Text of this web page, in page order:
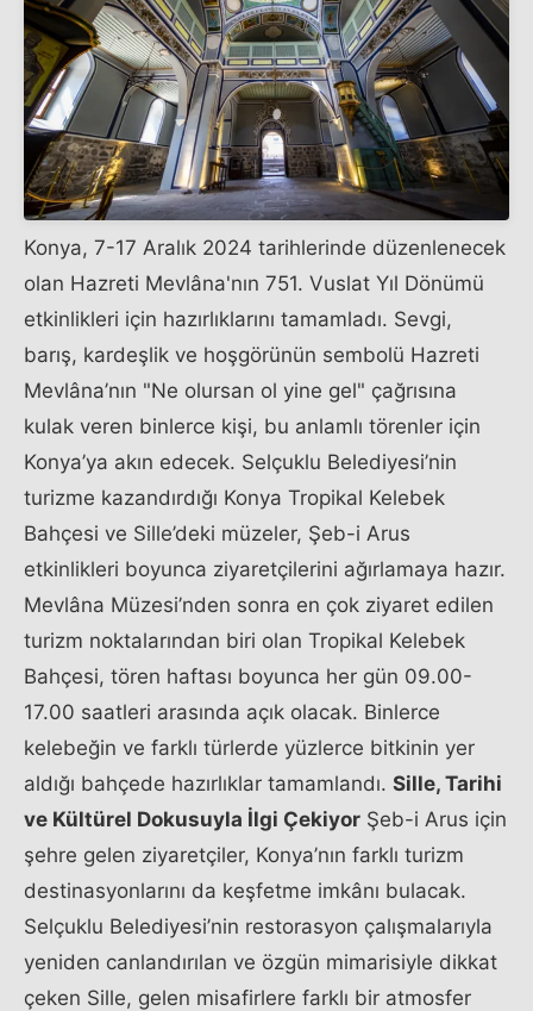
Konya, 7-17 Aralık 2024 tarihlerinde düzenlenecek
olan Hazreti Mevlâna'nın 751. Vuslat Yıl Dönümü
etkinlikleri için hazırlıklarını tamamladı. Sevgi,
barış, kardeşlik ve hoşgörünün sembolü Hazreti
Mevlâna’nın "Ne olursan ol yine gel" çağrısına
kulak veren binlerce kişi, bu anlamlı törenler için
Konya’ya akın edecek. Selçuklu Belediyesi’nin
turizme kazandırdığı Konya Tropikal Kelebek
Bahçesi ve Sille’deki müzeler, Şeb-i Arus
etkinlikleri boyunca ziyaretçilerini ağırlamaya hazır.
Mevlâna Müzesi’nden sonra en çok ziyaret edilen
turizm noktalarından biri olan Tropikal Kelebek
Bahçesi, tören haftası boyunca her gün 09.00-
17.00 saatleri arasında açık olacak. Binlerce
kelebeğin ve farklı türlerde yüzlerce bitkinin yer
aldığı bahçede hazırlıklar tamamlandı. Sille, Tarihi
ve Kültürel Dokusuyla İlgi Çekiyor Şeb-i Arus için
şehre gelen ziyaretçiler, Konya’nın farklı turizm
destinasyonlarını da keşfetme imkânı bulacak.
Selçuklu Belediyesi’nin restorasyon çalışmalarıyla
yeniden canlandırılan ve özgün mimarisiyle dikkat
çeken Sille, gelen misafirlere farklı bir atmosfer